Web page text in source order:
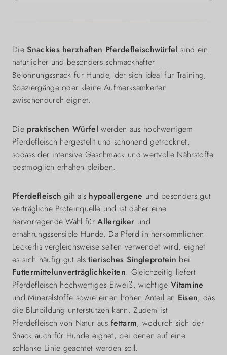
DieSnackies herzhaften Pferdefleischwürfel sind ein
natürlicher und besonders schmackhafter
Belohnungssnack für Hunde, der sich ideal für Training,
Spaziergänge oder kleine Aufmerksamkeiten
zwischendurch eignet.
Die praktischen Würfel werden aus hochwertigem
Pferdefleisch hergestellt und schonend getrocknet,
sodass der intensive Geschmack und wertvolle Nährstoffe
bestmöglich erhalten bleiben.
Pferdefleisch gilt als hypoallergene und besonders gut
verträgliche Proteinquelle und ist daher eine
hervorragende Wahl fürAllergiker und
ernährungssensible Hunde. Da Pferd in herkömmlichen
Leckerlis vergleichsweise selten verwendet wird, eignet
es sich häufig gut alstierisches Singleprotein bei
Futtermittelunverträglichkeiten. Gleichzeitig liefert
Pferdefleisch hochwertiges Eiweiß, wichtigeVitamine
und Mineralstoffe sowie einen hohen Anteil an Eisen, das
die Blutbildung unterstützen kann. Zudem ist
Pferdefleisch von Natur aus fettarm, wodurch sich der
Snack auch für Hunde eignet, bei denen auf eine
schlanke Linie geachtet werden soll.